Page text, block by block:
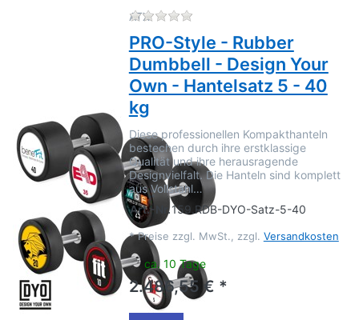
ATX Zu diesem Produkt liegen
PRO-Style - Rubber
Dumbbell - Design Your
Own - Hantelsatz 5 - 40
kg
Diese professionellen Kompakthanteln
bestechen durch ihre erstklassige
Qualität und ihre herausragende
Designvielfalt. Die Hanteln sind komplett
aus Vollstahl…
Art.-Nr.159.RDB-DYO-Satz-5-40
* Preise zzgl. MwSt., zzgl. Versandkosten
ca. 10 Tage
2.486,55 € *